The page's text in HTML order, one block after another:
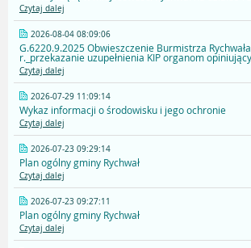
Czytaj dalej
2026-08-04 08:09:06
G.6220.9.2025 Obwieszczenie Burmistrza
r._przekazanie uzupełnienia KIP organom
Czytaj dalej
2026-07-29 11:09:14
Wykaz informacji o środowisku i jego ochronie
Czytaj dalej
2026-07-23 09:29:14
Plan ogólny gminy Rychwał
Czytaj dalej
2026-07-23 09:27:11
Plan ogólny gminy Rychwał
Czytaj dalej